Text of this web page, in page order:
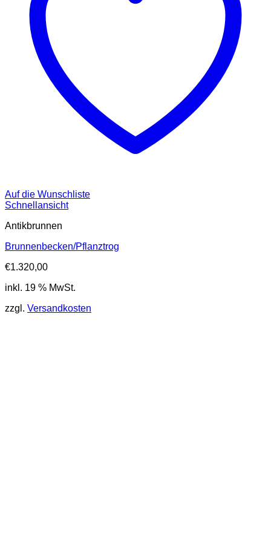
Auf die Wunschliste
Schnellansicht
Antikbrunnen
Brunnenbecken/Pflanztrog
€1.320,00
inkl. 19 % MwSt.
zzgl. Versandkosten